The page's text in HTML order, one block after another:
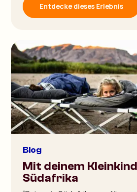
Entdecke dieses Erlebnis
Blog
Mit deinem
Südafrika